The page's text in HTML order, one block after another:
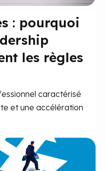
: pourquoi
les règles
caractérisé
et une accélération